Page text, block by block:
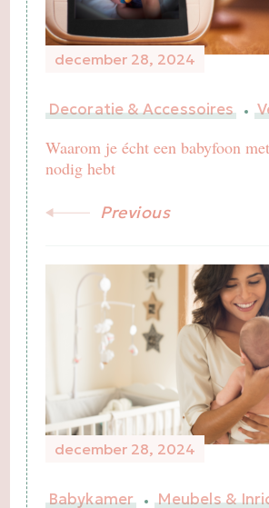
december 28, 2024
Decoratie & Accessoires
Waarom je écht een babyfoon
nodig hebt
Previous
december 28, 2024
Babykamer Meubels &